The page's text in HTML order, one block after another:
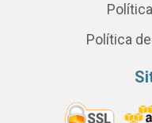
Política